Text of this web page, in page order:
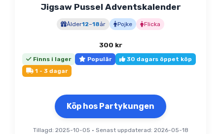
Jigsaw Pussel Adventskalender
Ålder12–18år Pojke Flicka
300 kr
Finns i lager Populär
30 dagars öppet köp
1 - 3 dagar
Köp hos Partykungen
Tillagd: 2025-10-05 • Senast uppdaterad: 2026-05-18